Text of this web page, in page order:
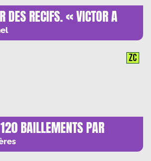
DES RECIFS. « VICTOR A
LE SILLAGE D’HUGO SUR
SIX METRES» , D’EDOUARD
BAILLEMENTS PAR
ZC